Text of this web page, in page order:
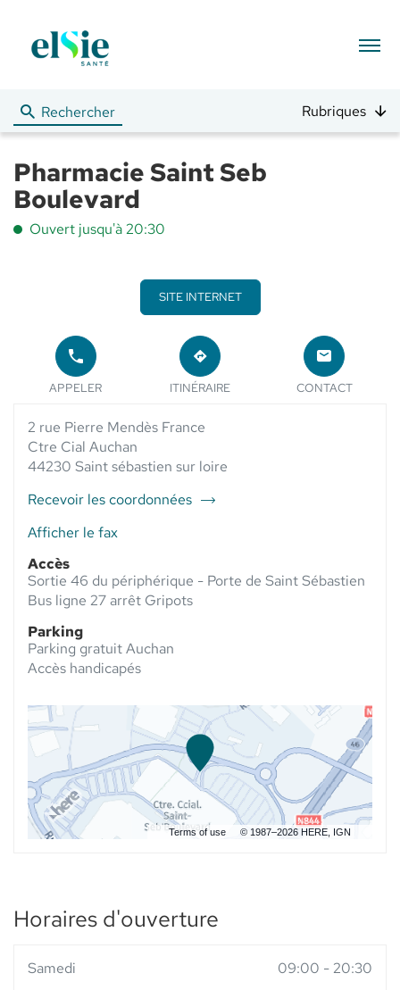
Menu
Rechercher Rubriques
Pharmacie Saint Seb
Boulevard
Ouvert jusqu'à 20:30
APPELER
LE POINT
DE VENTE
SAINT SEB
BOULEVARD
AU
APPELER ITINÉRAIRE
JUSQU'AU
POINT
DE
PHARMACIE
SEB
BOULEVARD
CONTACT
LE
POINT
DE
SITE INTERNET
2 rue Pierre Mendès France
Ctre Cial Auchan
44230 Saint sébastien sur loire
Recevoir les coordonnées
du
point
vente
Pharmacie
Saint
Boulevard
Terms of use © 1987–2026 HERE, IGN
Afficher le fax
Accès
Sortie 46 du périphérique - Porte de Saint Sébastien
Bus ligne 27 arrêt Gripots
Parking
Parking gratuit Auchan
Accès handicapés
Horaires d'ouverture
Horaires
Samedi 09:00 -20:30